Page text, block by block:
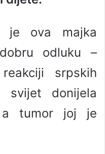
je ova majka
odluku –
srpskih
donijela
a tumor joj je